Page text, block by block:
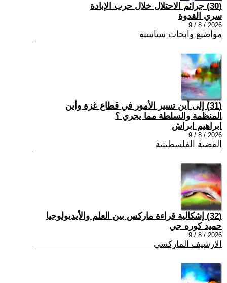
(30) جرائم الاحتلال خلال حرب الإبادة
سري القدوة
2026 / 8 / 9
مواضيع وابحاث سياسية
(31) إلى أين تسير الأمور في قطاع غزة وأين
المنظمة والسلطة مما يجري ؟
ابراهيم ابراش
2026 / 8 / 9
القضية الفلسطينية
(32) إشكالية قراءة ماركس بين العلم والأيديولوجيا
حميد كوره جي
2026 / 8 / 9
الارشيف الماركسي